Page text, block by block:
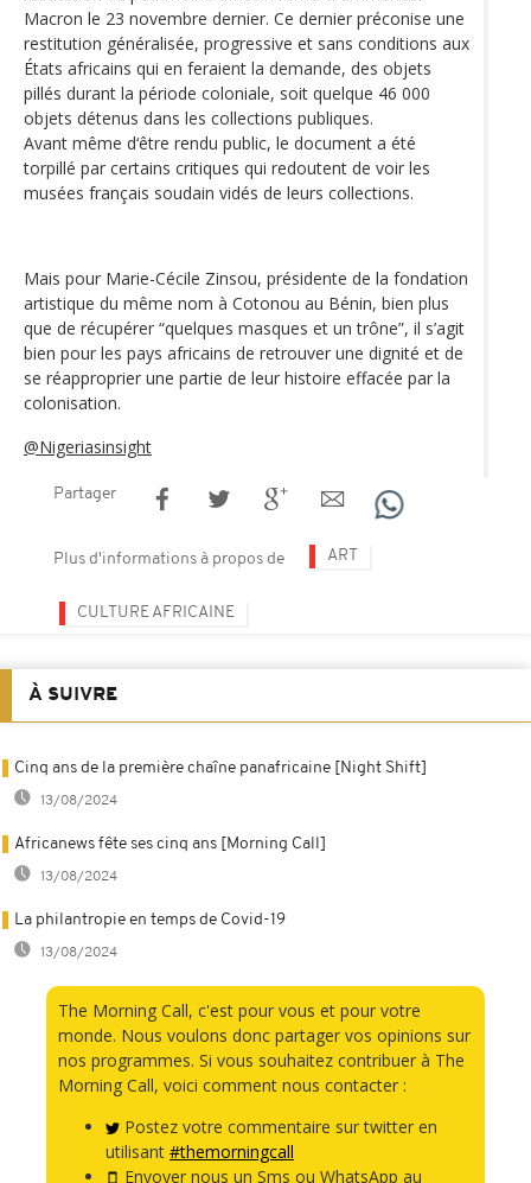
Macron le 23 novembre dernier. Ce dernier préconise une
restitution généralisée, progressive et sans conditions aux
États africains qui en feraient la demande, des objets
pillés durant la période coloniale, soit quelque 46 000
objets détenus dans les collections publiques.
Avant même d‘être rendu public, le document a été
torpillé par certains critiques qui redoutent de voir les
musées français soudain vidés de leurs collections.
Mais pour Marie-Cécile Zinsou, présidente de la fondation
artistique du même nom à Cotonou au Bénin, bien plus
que de récupérer “quelques masques et un trône”, il s’agit
bien pour les pays africains de retrouver une dignité et de
se réapproprier une partie de leur histoire effacée par la
colonisation.
@Nigeriasinsight
Partager
Plus d'informations à propos de ART
CULTURE AFRICAINE
À SUIVRE
Cinq ans de la première chaîne panafricaine [Night Shift]
13/08/2024
Africanews fête ses cinq ans [Morning Call]
13/08/2024
La philantropie en temps de Covid-19
13/08/2024
The Morning Call, c'est pour vous et pour votre
monde. Nous voulons donc partager vos opinions sur
nos programmes. Si vous souhaitez contribuer à The
Morning Call, voici comment nous contacter :
Postez votre commentaire sur twitter en
utilisant #themorningcall
Envoyer nous un Sms ou WhatsApp au